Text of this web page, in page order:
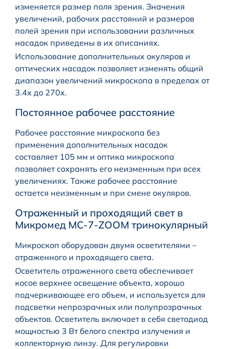
изменяется размер поля зрения. Значения
увеличений, рабочих расстояний и размеров
полей зрения при использовании различных
насадок приведены в их описаниях.
Использование дополнительных окуляров и
оптических насадок позволяет изменять общий
диапазон увеличений микроскопа в пределах от
3.4х до 270х.
Постоянное рабочее расстояние
Рабочее расстояние микроскопа без
применения дополнительных насадок
составляет 105 мм и оптика микроскопа
позволяет сохранять его неизменным при всех
увеличениях. Также рабочее расстояние
остается неизменным и при смене окуляров.
Отраженный и проходящий свет в
Микромед MC-7-ZOOM тринокулярный
Микроскоп оборудован двумя осветителями –
отраженного и проходящего света.
Осветитель отраженного света обеспечивает
косое верхнее освещение объекта, хорошо
подчеркивающее его объем, и используется для
подсветки непрозрачных или полупрозрачных
объектов. Осветитель включает в себя светодиод
мощностью 3 Вт белого спектра излучения и
коллекторную линзу. Для регулировки